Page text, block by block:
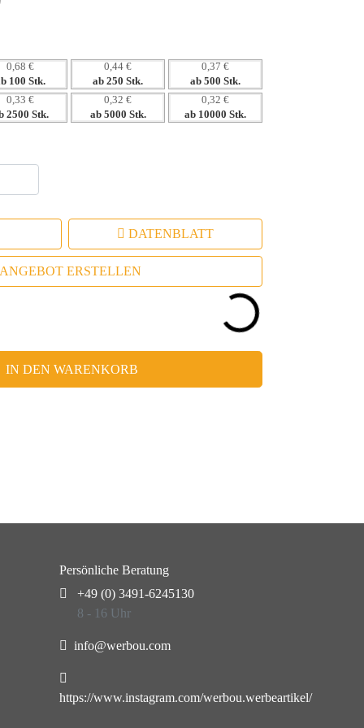
0,68 €
100 Stk.
0,44 €
ab 250 Stk.
0,37 €
ab 500 Stk.
0,33 €
2500 Stk.
0,32 €
ab 5000 Stk.
0,32 €
ab 10000 Stk.
DATENBLATT
ANGEBOT ERSTELLEN
IN DEN WARENKORB
Persönliche Beratung
+49 (0) 3491-6245130
8 - 16 Uhr
info@werbou.com
https://www.instagram.com/werbou.werbeartikel/